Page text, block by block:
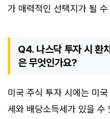
가 매력적인 선택지가 될 수
Q4. 나스닥 투자 시 환
은 무엇인가요?
미국 주식 투자 시에는 미
세와 배당소득세가 있을 수